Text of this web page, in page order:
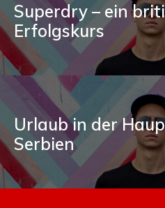
Superdry – ein
Erfolgskurs
Urlaub in der
Serbien